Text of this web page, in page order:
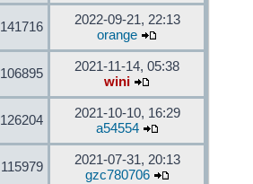
141716
2022-09-21, 22:13
orange
106895
2021-11-14, 05:38
wini
126204
2021-10-10, 16:29
a54554
115979
2021-07-31, 20:13
gzc780706